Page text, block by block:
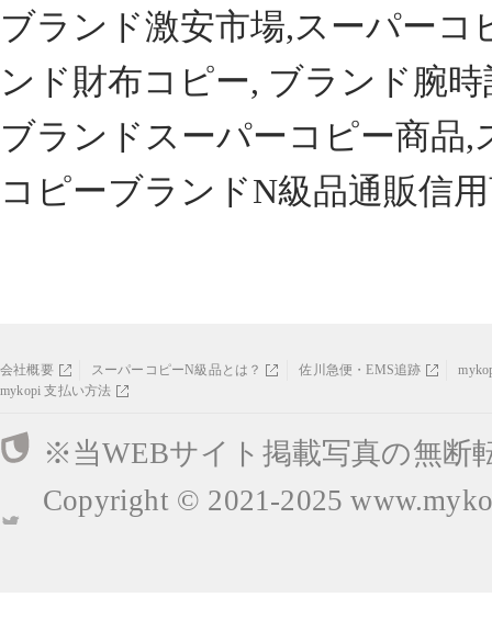
ブランド激安市場,スーパー
ンド財布コピー, ブランド腕
ブランドスーパーコピー商品
コピーブランドN級品通販信
会社概要 スーパーコピーN級品とは？ 佐川急便・EMS追跡
mykopi 支払い方法
※当WEBサイト掲載写真の無断
Copyright © 2021-2025